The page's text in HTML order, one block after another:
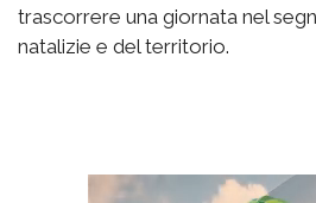
trascorrere una giornata nel
natalizie e del territorio.